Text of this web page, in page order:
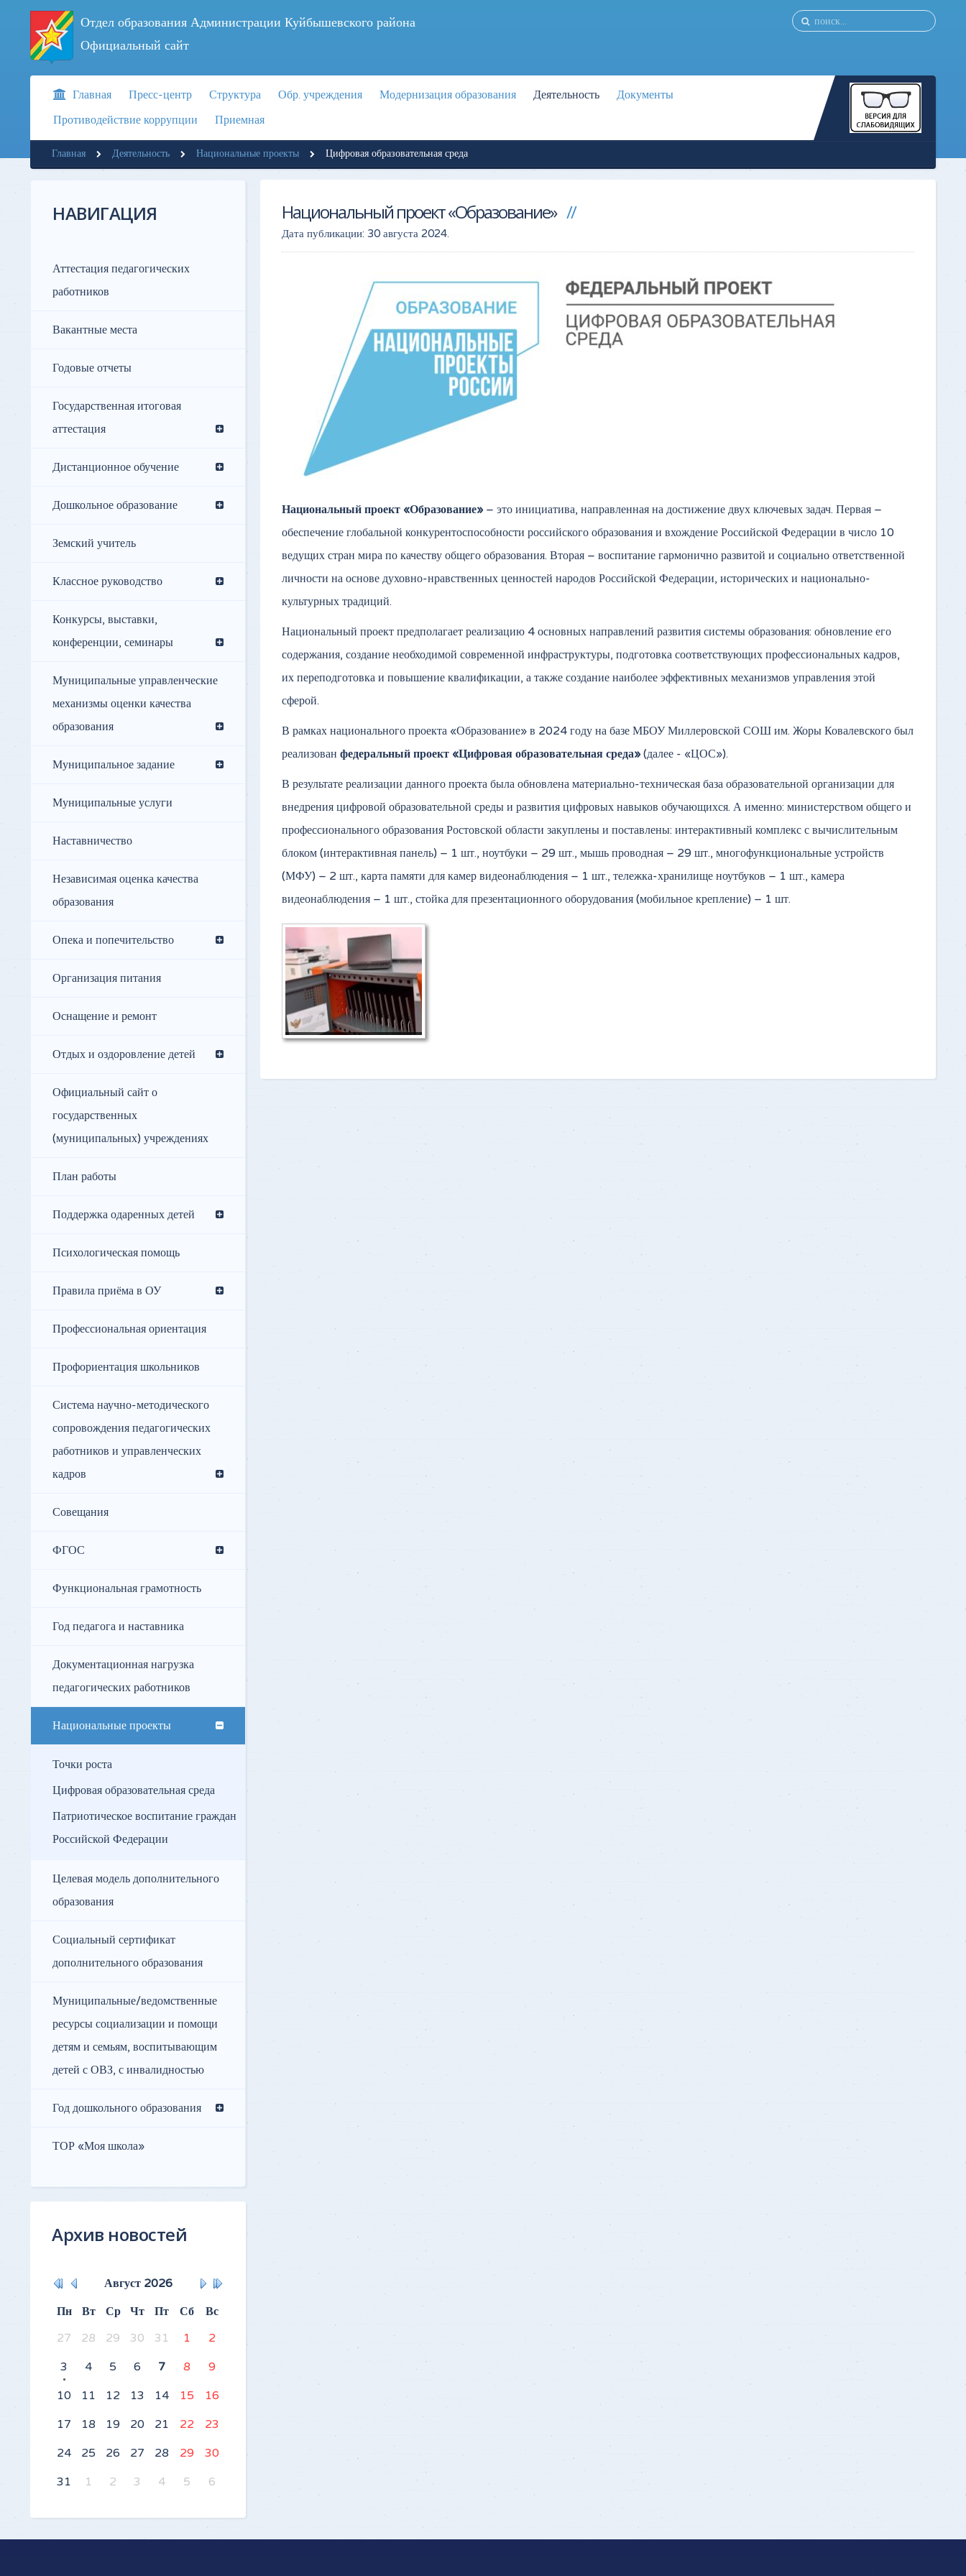
Отдел образования Администрации Куйбышевского района
Официальный сайт
Главная Пресс-центр Структура Обр. учреждения Модернизация образования Деятельность
Документы
Противодействие коррупции
Приемная
Главная Деятельность Национальные проекты Цифровая образовательная среда
Национальный проект «Образование»
Дата публикации: 30 августа 2024.
Национальный проект «Образование» – это инициатива, направленная на достижение двух ключевых задач. Первая –
обеспечение глобальной конкурентоспособности российского образования и вхождение Российской Федерации в число 10
ведущих стран мира по качеству общего образования. Вторая – воспитание гармонично развитой и социально ответственной
личности на основе духовно-нравственных ценностей народов Российской Федерации, исторических и национально-
культурных традиций.
Национальный проект предполагает реализацию 4 основных направлений развития системы образования: обновление его
содержания, создание необходимой современной инфраструктуры, подготовка соответствующих профессиональных кадров,
их переподготовка и повышение квалификации, а также создание наиболее эффективных механизмов управления этой
сферой.
В рамках национального проекта «Образование» в 2024 году на базе МБОУ Миллеровской СОШ им. Жоры Ковалевского был
реализован федеральный проект «Цифровая образовательная среда» (далее - «ЦОС»).
В результате реализации данного проекта была обновлена материально-техническая база образовательной организации для
внедрения цифровой образовательной среды и развития цифровых навыков обучающихся. А именно: министерством общего и
профессионального образования Ростовской области закуплены и поставлены: интерактивный комплекс с вычислительным
блоком (интерактивная панель) – 1 шт., ноутбуки – 29 шт., мышь проводная – 29 шт., многофункциональные устройств
(МФУ) – 2 шт., карта памяти для камер видеонаблюдения – 1 шт., тележка-хранилище ноутбуков – 1 шт., камера
видеонаблюдения – 1 шт., стойка для презентационного оборудования (мобильное крепление) – 1 шт.
НАВИГАЦИЯ
Аттестация педагогических
работников
Вакантные места
Годовые отчеты
Государственная итоговая
аттестация
Дистанционное обучение
Дошкольное образование
Земский учитель
Классное руководство
Конкурсы, выставки,
конференции, семинары
Муниципальные управленческие
механизмы оценки качества
образования
Муниципальное задание
Муниципальные услуги
Наставничество
Независимая оценка качества
образования
Опека и попечительство
Организация питания
Оснащение и ремонт
Отдых и оздоровление детей
Официальный сайт о
государственных
(муниципальных) учреждениях
План работы
Поддержка одаренных детей
Психологическая помощь
Правила приёма в ОУ
Профессиональная ориентация
Профориентация школьников
Система научно-методического
сопровождения педагогических
работников и управленческих
кадров
Совещания
ФГОС
Функциональная грамотность
Год педагога и наставника
Документационная нагрузка
педагогических работников
Национальные проекты
Точки роста
Цифровая образовательная среда
Патриотическое воспитание граждан
Российской Федерации
Целевая модель дополнительного
образования
Социальный сертификат
дополнительного образования
Муниципальные/ведомственные
ресурсы социализации и помощи
детям и семьям, воспитывающим
детей с ОВЗ, с инвалидностью
Год дошкольного образования
ТОР «Моя школа»
Архив новостей
Август 2026
Пн
Вт Ср Чт Пт Сб
Вс
27
28 29 30 31 1
2
3
4 5 6 7 8
9
10
11 12 13 14 15
16
17
18 19 20 21 22
23
24
25 26 27 28 29
30
31
1 2 3 4 5 6